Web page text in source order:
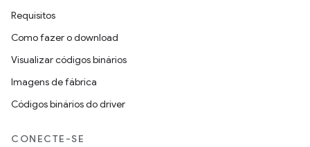
Requisitos
Como fazer o download
Visualizar códigos binários
Imagens de fábrica
Códigos binários do driver
CONECTE-SE